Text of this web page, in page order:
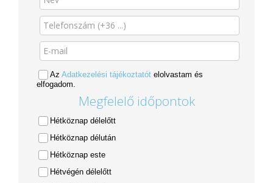
Az Adatkezelési tájékoztatót elolvastam és
elfogadom.
Megfelelő időpontok
Hétköznap délelőtt
Hétköznap délután
Hétköznap este
Hétvégén délelőtt